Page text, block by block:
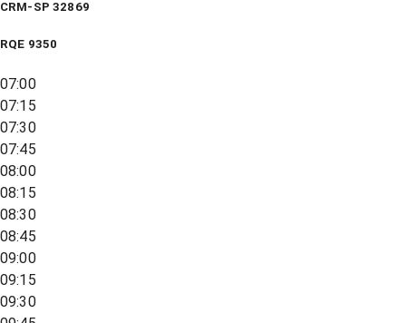
CRM-SP 32869
RQE 9350
07:00
07:15
07:30
07:45
08:00
08:15
08:30
08:45
09:00
09:15
09:30